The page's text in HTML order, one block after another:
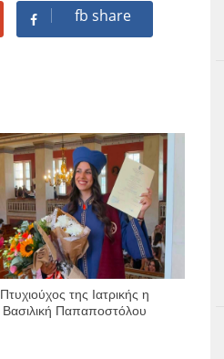
fb share
Πτυχιούχος της Ιατρικής η
Βασιλική Παπαποστόλου